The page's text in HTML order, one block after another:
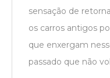
sensação de
os carros antigos
que enxergam
passado que não